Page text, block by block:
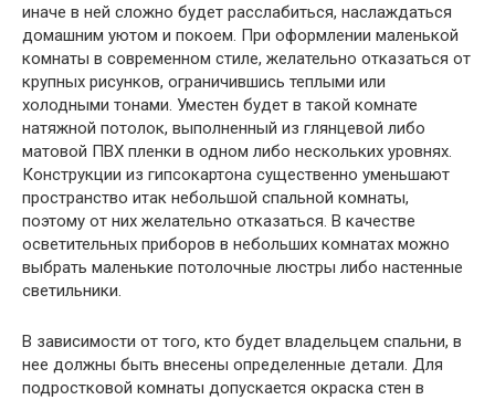
иначе в ней сложно будет расслабиться, наслаждаться
домашним уютом и покоем. При оформлении маленькой
комнаты в современном стиле, желательно отказаться от
крупных рисунков, ограничившись теплыми или
холодными тонами. Уместен будет в такой комнате
натяжной потолок, выполненный из глянцевой либо
матовой ПВХ пленки в одном либо нескольких уровнях.
Конструкции из гипсокартона существенно уменьшают
пространство итак небольшой спальной комнаты,
поэтому от них желательно отказаться. В качестве
осветительных приборов в небольших комнатах можно
выбрать маленькие потолочные люстры либо настенные
светильники.
В зависимости от того, кто будет владельцем спальни, в
нее должны быть внесены определенные детали. Для
подростковой комнаты допускается окраска стен в